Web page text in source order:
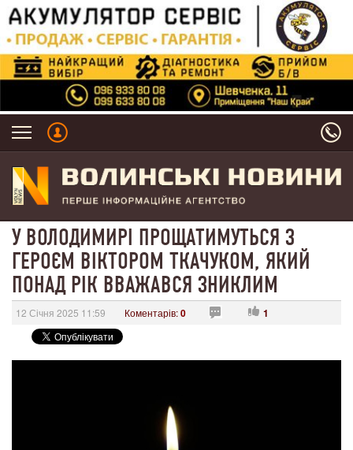
У ВОЛОДИМИРІ ПРОЩАТИМУТЬСЯ З
ГЕРОЄМ ВІКТОРОМ ТКАЧУКОМ, ЯКИЙ
ПОНАД РІК ВВАЖАВСЯ ЗНИКЛИМ
12 Січня 2025 11:59 Коментарів:0 1